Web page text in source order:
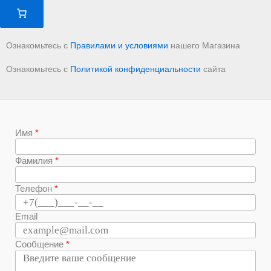
Ознакомьтесь с Правилами и условиями нашего Магазина
Ознакомьтесь с Политикой конфиденциальности сайта
Имя
Фамилия
Телефон
Email
Сообщение